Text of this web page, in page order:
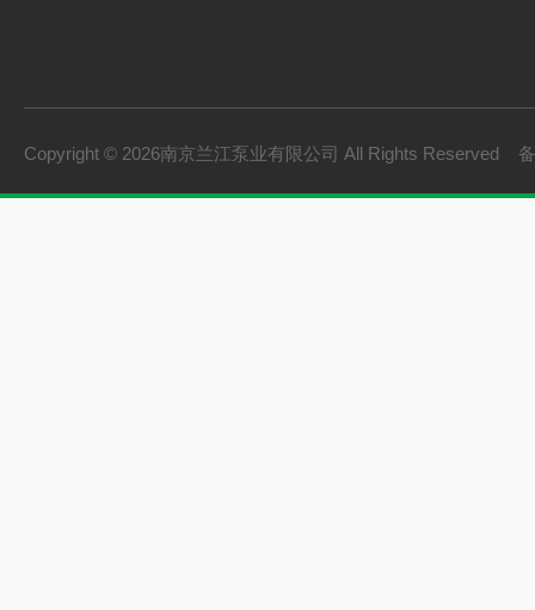
Copyright © 2026南京兰江泵业有限公司 All Rights Reserved